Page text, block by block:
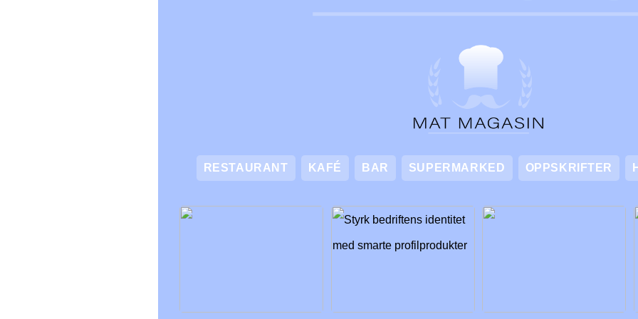
RESTAURANT KAFÉ BAR SUPERMARKED OPPSKRIFTER